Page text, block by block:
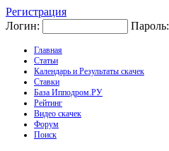
Регистрация
Логин:
Пароль:
Главная
Статьи
Календарь и Результаты скачек
Ставки
База Ипподром.РУ
Рейтинг
Видео скачек
Форум
Поиск